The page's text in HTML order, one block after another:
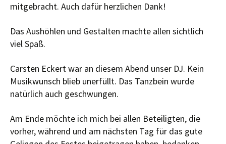
mitgebracht. Auch dafür herzlichen Dank!
Das Aushöhlen und Gestalten machte allen sichtlich
viel Spaß.
Carsten Eckert war an diesem Abend unser DJ. Kein
Musikwunsch blieb unerfüllt. Das Tanzbein wurde
natürlich auch geschwungen.
Am Ende möchte ich mich bei allen Beteiligten, die
vorher, während und am nächsten Tag für das gute